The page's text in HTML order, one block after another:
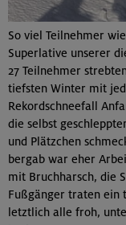
So viel Teilnehmer
Superlative unserer
27 Teilnehmer
tiefsten Winter mit
Rekordschneefall
die selbst
und Plätzchen
bergab war eher
mit Bruchharsch, die
Fußgänger traten ein
letztlich alle froh,